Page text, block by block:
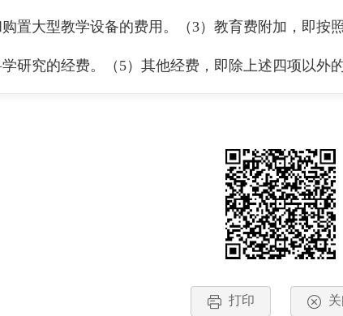
置大型教学设备的费用。（3）教育费附加，即
研究的经费。（5）其他经费，即除上述四项以外
打印 关